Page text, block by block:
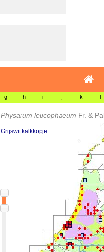
g h i j k l
Physarum leucophaeum Fr. &
Grijswit kalkkopje